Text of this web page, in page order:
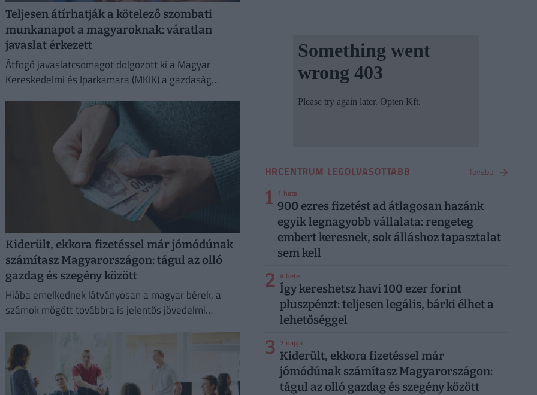
Teljesen átírhatják a kötelező szombati
munkanapot a magyaroknak: váratlan
javaslat érkezett
Átfogó javaslatcsomagot dolgozott ki a Magyar
Kereskedelmi és Iparkamara (MKIK) a gazdaság
energiaválság kezelése érdekében.
Kiderült, ekkora fizetéssel már jómódúnak
számítasz Magyarországon: tágul az olló
gazdag és szegény között
Hiába emelkednek látványosan a magyar bérek, a
számok mögött továbbra is jelentős jövedelmi
HRCENTRUM LEGOLVASOTTABB Tovább
1 1 hete
900 ezres fizetést ad átlagosan hazánk
egyik legnagyobb vállalata: rengeteg
embert keresnek, sok álláshoz tapasztalat
sem kell
2 4 hete
Így kereshetsz havi 100 ezer forint
pluszpénzt: teljesen legális, bárki élhet a
lehetőséggel
3 7 napja
Kiderült, ekkora fizetéssel már
jómódúnak számítasz Magyarországon:
tágul az olló gazdag és szegény között